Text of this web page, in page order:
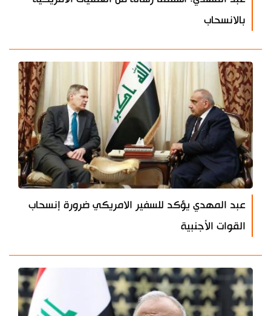
بالانسحاب
عبد المهدي يؤكد للسفير الامريكي ضرورة إنسحاب
القوات الأجنبية